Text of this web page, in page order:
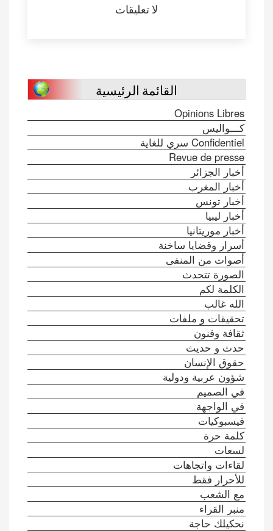
لا تعليقات
القائمة الرئيسية
Opinions Libres
كـــواليس
Confidentiel سري للغاية
Revue de presse
أخبار الجزائر
أخبار المغرب
أخبار تونس
أخبار ليبيا
أخبار موريتانيا
أسرار وقضايا ساخنة
أصوات من المنفى
الصورة تتحدث
الكلمة لكم
الله غالب
تحقيقات و ملفات
ثقافة وفنون
حدث و حديث
حقوق الإنسان
شؤون عربية ودولية
في الصميم
في الواجهة
فيسبوكيات
كلمة حرة
لسعات
لقاءات واتجاهات
للأحرار فقط
مع الشعب
منبر القراء
نحكيلك حاجة